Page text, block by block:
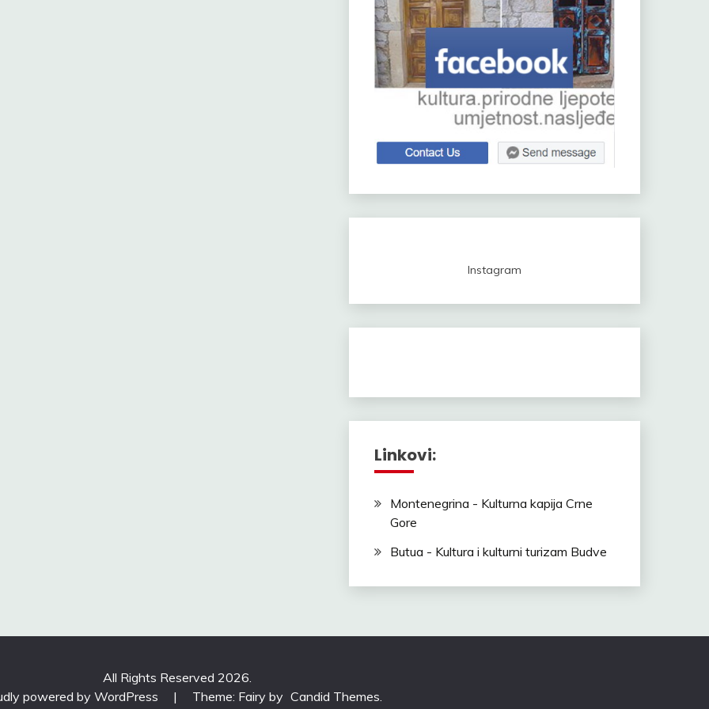
Instagram
Linkovi:
Montenegrina - Kulturna kapija Crne
Gore
Butua - Kultura i kulturni turizam Budve
All Rights Reserved 2026.
powered by WordPress
| Theme: Fairy by Candid Themes